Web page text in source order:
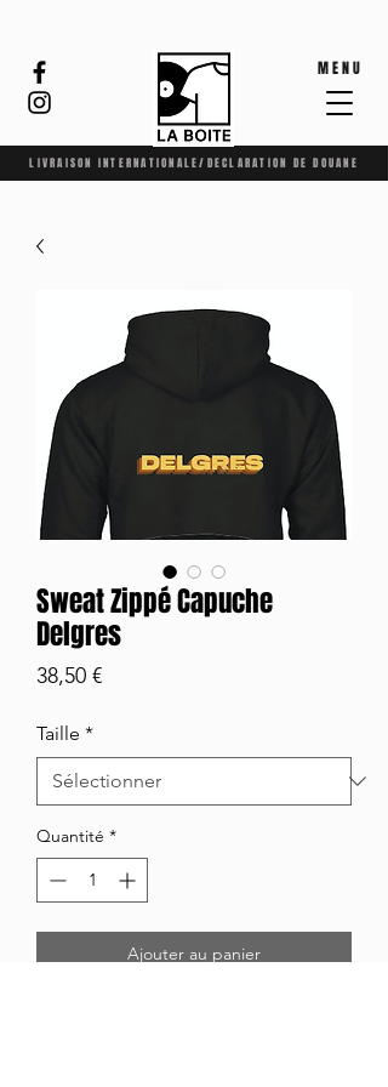
LIVRAISON INTERNATIONALE/DECLARATION DE DOUANE
MENU
Sweat Zippé Capuche
Delgres
38,50 €Prix
Taille *
Quantité *
Ajouter au panier